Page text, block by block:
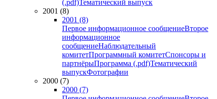
(.pdf)Тематический выпуск
2001 (8)
2001 (8)
Первое информационное сообщениеВторое
информационное
сообщениеНаблюдательный
комитетПрограммный комитетСпонсоры и
партнёрыПрограмма (.pdf)Тематический
выпускФотографии
2000 (7)
2000 (7)